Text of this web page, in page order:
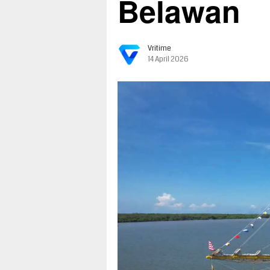
Belawan
Vritime
14 April 2026